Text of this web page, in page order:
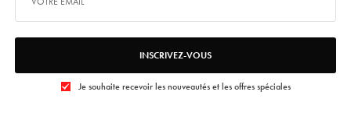
INSCRIVEZ-VOUS
Je souhaite recevoir les nouveautés et les offres spéciales